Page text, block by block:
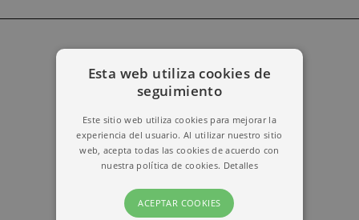
erika@kymabarcelona.com
Esta web utiliza cookies de
seguimiento
Este sitio web utiliza cookies para mejorar la
experiencia del usuario. Al utilizar nuestro sitio
web, acepta todas las cookies de acuerdo con
nuestra política de cookies. Detalles
ACEPTAR COOKIES